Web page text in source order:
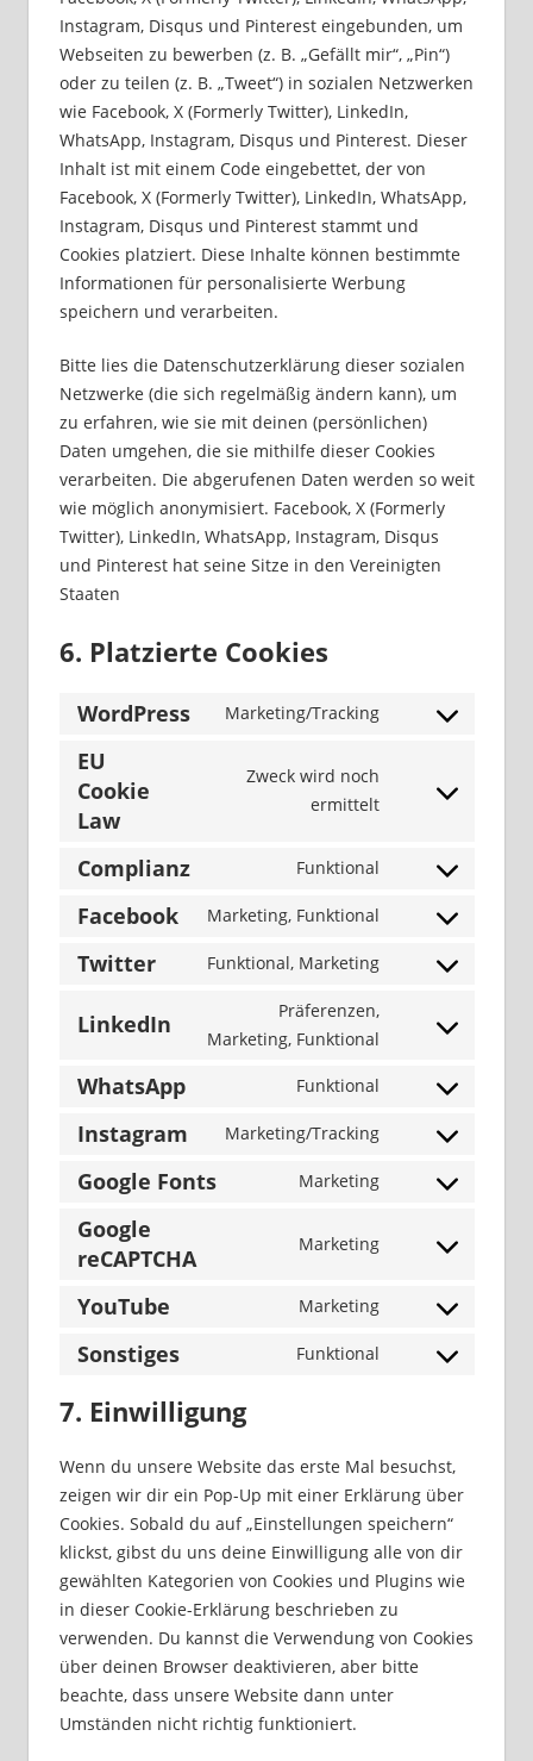
Instagram, Disqus und Pinterest eingebunden, um
Webseiten zu bewerben (z. B. „Gefällt mir“, „Pin“)
oder zu teilen (z. B. „Tweet“) in sozialen Netzwerken
wie Facebook, X (Formerly Twitter), LinkedIn,
WhatsApp, Instagram, Disqus und Pinterest. Dieser
Inhalt ist mit einem Code eingebettet, der von
Facebook, X (Formerly Twitter), LinkedIn, WhatsApp,
Instagram, Disqus und Pinterest stammt und
Cookies platziert. Diese Inhalte können bestimmte
Informationen für personalisierte Werbung
speichern und verarbeiten.
Bitte lies die Datenschutzerklärung dieser sozialen
Netzwerke (die sich regelmäßig ändern kann), um
zu erfahren, wie sie mit deinen (persönlichen)
Daten umgehen, die sie mithilfe dieser Cookies
verarbeiten. Die abgerufenen Daten werden so weit
wie möglich anonymisiert. Facebook, X (Formerly
Twitter), LinkedIn, WhatsApp, Instagram, Disqus
und Pinterest hat seine Sitze in den Vereinigten
Staaten
6. Platzierte Cookies
WordPress Marketing/Tracking
Consent
service
EU
Cookie
Law
Zweck wird noch
ermittelt
Consent
service
cookie-
Complianz Funktional
Consent
complianz
Facebook Marketing, Funktional
Consent
Twitter Funktional, Marketing
Consent
service
LinkedIn
Präferenzen,
Marketing, Funktional
Consent
service
WhatsApp Funktional
Consent
whatsapp
Instagram Marketing/Tracking
Consent
Google Fonts Marketing
Consent
service
Google
reCAPTCHA
Marketing
Consent
service
recaptcha
YouTube Marketing
Consent
Sonstiges Funktional
Consent
7. Einwilligung
Wenn du unsere Website das erste Mal besuchst,
zeigen wir dir ein Pop-Up mit einer Erklärung über
Cookies. Sobald du auf „Einstellungen speichern“
klickst, gibst du uns deine Einwilligung alle von dir
gewählten Kategorien von Cookies und Plugins wie
in dieser Cookie-Erklärung beschrieben zu
verwenden. Du kannst die Verwendung von Cookies
über deinen Browser deaktivieren, aber bitte
beachte, dass unsere Website dann unter
Umständen nicht richtig funktioniert.